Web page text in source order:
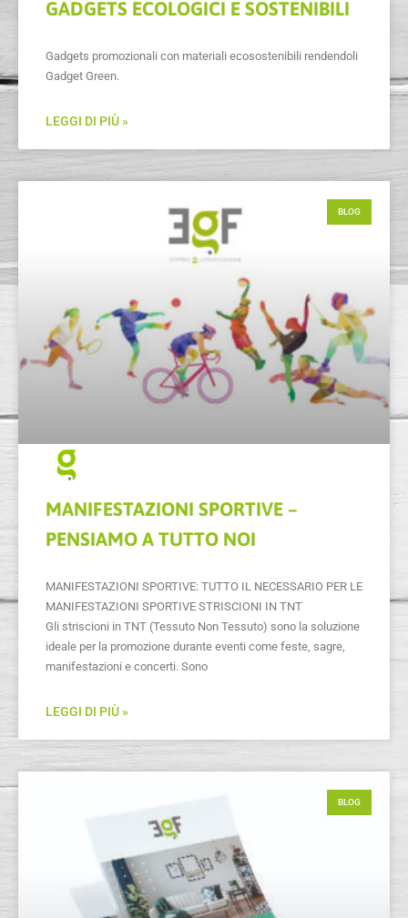
GADGETS ECOLOGICI E SOSTENIBILI
Gadgets promozionali con materiali ecosostenibili rendendoli
Gadget Green.
LEGGI DI PIÙ »
BLOG
MANIFESTAZIONI SPORTIVE –
PENSIAMO A TUTTO NOI
MANIFESTAZIONI SPORTIVE: TUTTO IL NECESSARIO PER LE
MANIFESTAZIONI SPORTIVE STRISCIONI IN TNT
Gli striscioni in TNT (Tessuto Non Tessuto) sono la soluzione
ideale per la promozione durante eventi come feste, sagre,
manifestazioni e concerti. Sono
LEGGI DI PIÙ »
BLOG